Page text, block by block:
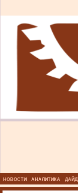
НОВОСТИ АНАЛИТИКА